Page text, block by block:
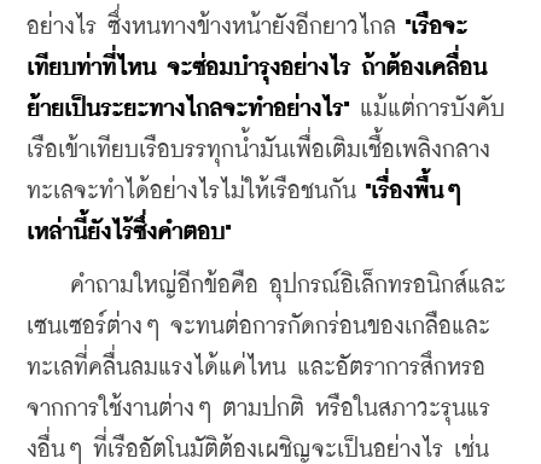
อย่างไร ซึ่งหนทางข้างหน้ายังอีกยาวไกล "เรือจะ
เทียบท่าที่ไหน จะซ่อมบำรุงอย่างไร ถ้าต้องเคลื่อน
ย้ายเป็นระยะทางไกลจะทำอย่างไร" แม้แต่การบังคับ
เรือเข้าเทียบเรือบรรทุกน้ำมันเพื่อเติมเชื้อเพลิงกลาง
ทะเลจะทำได้อย่างไรไม่ให้เรือชนกัน "เรื่องพื้นๆ
เหล่านี้ยังไร้ซึ่งคำตอบ"
คำถามใหญ่อีกข้อคือ อุปกรณ์อิเล็กทรอนิกส์และ
เซนเซอร์ต่างๆ จะทนต่อการกัดกร่อนของเกลือและ
ทะเลที่คลื่นลมแรงได้แค่ไหน และอัตราการสึกหรอ
จากการใช้งานต่างๆ ตามปกติ หรือในสภาวะรุนแร
งอื่นๆ ที่เรืออัตโนมัติต้องเผชิญจะเป็นอย่างไร เช่น